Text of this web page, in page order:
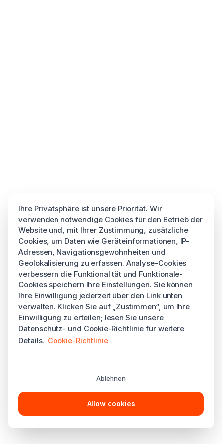
Ihre Privatsphäre ist unsere Priorität. Wir
verwenden notwendige Cookies für den Betrieb der
Website und, mit Ihrer Zustimmung, zusätzliche
Cookies, um Daten wie Geräteinformationen, IP-
Adressen, Navigationsgewohnheiten und
Geolokalisierung zu erfassen. Analyse-Cookies
verbessern die Funktionalität und Funktionale-
Cookies speichern Ihre Einstellungen. Sie können
Ihre Einwilligung jederzeit über den Link unten
verwalten. Klicken Sie auf „Zustimmen“, um Ihre
Einwilligung zu erteilen; lesen Sie unsere
Datenschutz- und Cookie-Richtlinie für weitere
Details. Cookie-Richtlinie
Ablehnen
Allow cookies